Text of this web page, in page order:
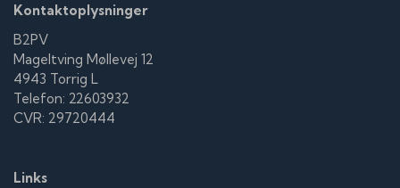
Kontaktoplysninger
B2PV
Mageltving Møllevej 12
4943 Torrig L
Telefon: 22603932
CVR: 29720444
Links